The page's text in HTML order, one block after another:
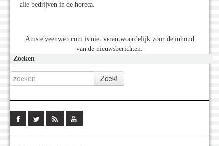
alle bedrijven in de horeca.
Amstelveenweb.com is niet verantwoordelijk voor de inhoud
van de nieuwsberichten.
Zoeken